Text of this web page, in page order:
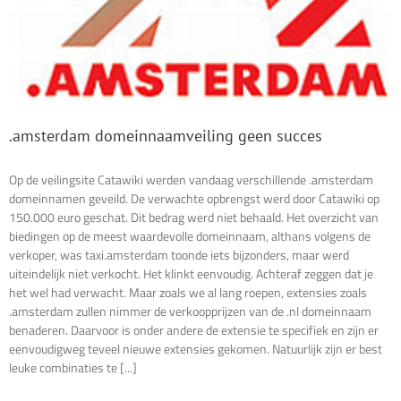
.amsterdam domeinnaamveiling geen succes
Op de veilingsite Catawiki werden vandaag verschillende .amsterdam
domeinnamen geveild. De verwachte opbrengst werd door Catawiki op
150.000 euro geschat. Dit bedrag werd niet behaald. Het overzicht van
biedingen op de meest waardevolle domeinnaam, althans volgens de
verkoper, was taxi.amsterdam toonde iets bijzonders, maar werd
uiteindelijk niet verkocht. Het klinkt eenvoudig. Achteraf zeggen dat je
het wel had verwacht. Maar zoals we al lang roepen, extensies zoals
.amsterdam zullen nimmer de verkoopprijzen van de .nl domeinnaam
benaderen. Daarvoor is onder andere de extensie te specifiek en zijn er
eenvoudigweg teveel nieuwe extensies gekomen. Natuurlijk zijn er best
leuke combinaties te [...]